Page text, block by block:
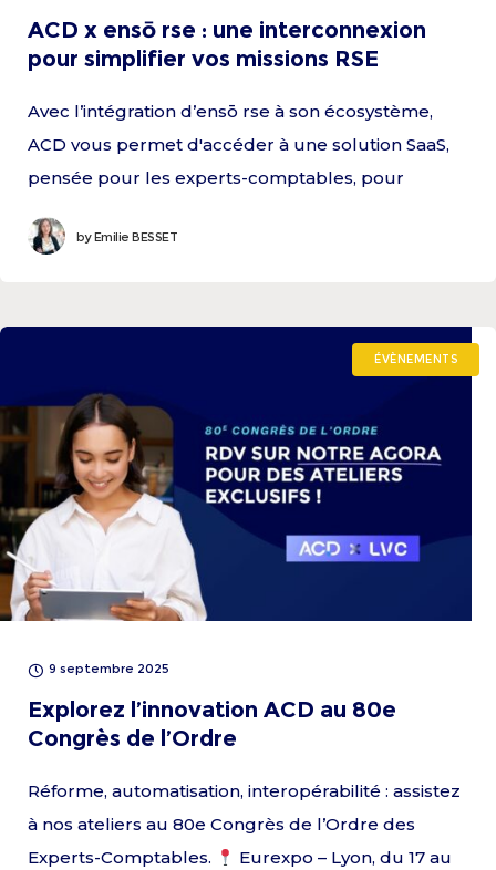
ACD x ensō rse : une interconnexion
pour simplifier vos missions RSE
Avec l’intégration d’ensō rse à son écosystème,
ACD vous permet d'accéder à une solution SaaS,
pensée pour les experts-comptables, pour
clients.
byEmilie BESSET
ÉVÈNEMENTS
9 septembre 2025
Explorez l’innovation ACD au 80e
Congrès de l’Ordre
Réforme, automatisation, interopérabilité : assistez
à nos ateliers au 80e Congrès de l’Ordre des
Experts-Comptables.
Eurexpo – Lyon, du 17 au